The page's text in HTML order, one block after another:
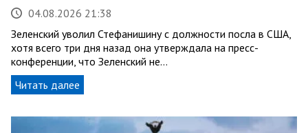
04.08.2026 21:38
Зеленский уволил Стефанишину с должности посла в США,
хотя всего три дня назад она утверждала на пресс-
конференции, что Зеленский не…
Читать далее